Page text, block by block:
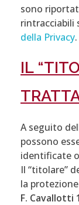
sono
rintracciabili
della Privacy.
IL
A seguito
possono
identificate
Il “titolare”
la
F. Cavallotti